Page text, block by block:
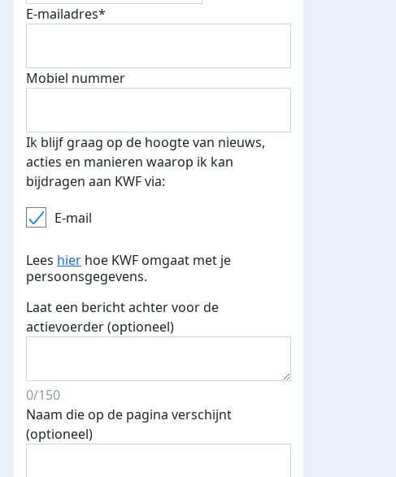
E-mails verstuurd
€500 euro opgehaald: t-shirt
E-mailadres*
Mobiel nummer
Ik blijf graag op de hoogte van nieuws,
acties en manieren waarop ik kan
bijdragen aan KWF via:
E-mail
Lees hier hoe KWF omgaat met je
persoonsgegevens.
Laat een bericht achter voor de
actievoerder (optioneel)
0/150
Naam die op de pagina verschijnt
(optioneel)